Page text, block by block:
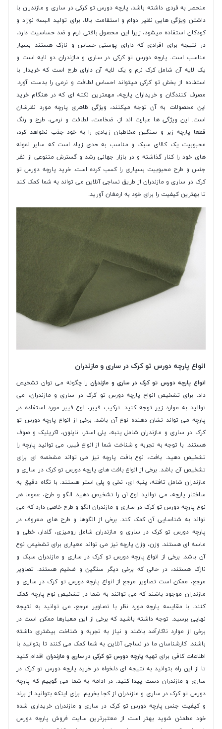
منحصر به فردی داشته باشد، پارچه دورس تو کرکی در ساری و مازندران با
داشتن ویژگی هایی نظیر دوام و استقامت بالا، برای تولید البسه نوزاد و
کودکان استفاده میشود، زیرا این محصول بافتی نرم و ضد حساسیت دارد،
در نتیجه برای افرادی که دارای پوستی حساس و نازک هستند بسیار
مناسب است. پارچه دورس تو کرکی در ساری و مازندران دو لایه است و
یک لایه آن شامل کرک نرم و یک لایه آن دارای طرح است که خریدار با
استفاده از بخش تو کرکی میتواند احساس لطافت و نرمی را بدست آورد.
مصرف کنندگان و خریداران پارچه، مهمترین نکته ای که در هنگام خرید
این محصولات به آن توجه میکنند، ویژگی ظاهری پارچه مورد نظرشان
است. این ویژگی ها عبارت اند از، ضخامت، لطافت و نرمی، طرح و رنگ
قطعا پارچه زبر و سنگین مخاطبان زیادی را به خود جذب نخواهد کرد،
محبوبیت یک کالای سبک و مناسب به حدی زیاد است که سایر نمونه
های خود را کنار گذاشته و در بازار جهانی رشد و گسترش متنوعی از نظر
جنس و طرح محبوبیت بسیاری را کسب کرده است. خرید پارچه دورس تو
کرک در ساری و مازندران از طریق نساجی آنلاین می تواند به شما کمک کند
تا بهترین کیفیت را برای خود به ارمغان آورید.
انواع پارچه دورس تو کرک در ساری و مازندران
انواع پارچه دورس تو کرک در ساری و مازندرانرا چگونه می توان تشخیص
داد. برای تشخیص انواع پارچه دورس تو کرک در ساری و مازندران، می
توانید به موارد زیر توجه کنید. ترکیب فیبر، نوع فیبر مورد استفاده در
پارچه می تواند نشان دهنده نوع آن باشد. برخی از انواع پارچه دورس تو
کرک در ساری و مازندران شامل پنبه، پلی استر، نایلون، اکریلیک و صوف
هستند. با توجه به تجربه و شناخت شما از انواع فیبر، می توانید پارچه را
تشخیص دهید. بافت، نوع بافت پارچه نیز می تواند مشخصه ای برای
تشخیص آن باشد. برخی از انواع بافت های پارچه دورس تو کرک در ساری و
مازندران شامل تافته، پنبه ای، نخی و پلی استر هستند. با نگاه دقیق به
ساختار پارچه، می توانید نوع آن را تشخیص دهید. الگو و طرح، عموما هر
نوع پارچه دورس تو کرک در ساری و مازندران الگو و طرح خاصی دارد که می
تواند به شناسایی آن کمک کند. برخی از الگوها و طرح های معروف در
پارچه دورس تو کرک در ساری و مازندران شامل رومیزی، گلدار، خطی و
ماسه ای هستند. وزن، وزن پارچه نیز می تواند معیاری برای تشخیص نوع
آن باشد. برخی از انواع پارچه دورس تو کرک در ساری و مازندران سبک و
نازک هستند، در حالی که برخی دیگر سنگین و ضخیم هستند. تصاویر
مرجع، ممکن است تصاویر مرجع از انواع پارچه دورس تو کرک در ساری و
مازندران موجود باشند که می توانند به شما در تشخیص نوع پارچه کمک
کنند. با مقایسه پارچه مورد نظر با تصاویر مرجع، می توانید به نتیجه
نهایی برسید. توجه داشته باشید که برخی از این معیارها ممکن است در
برخی از موارد ناکارآمد باشند و نیاز به تجربه و شناخت بیشتری داشته
باشند. کارشناسان ما در نساجی آنلاین به شما کمک می کنند تا بتوانید با
اطلاعات کافی برای تهیه پارچه دورس تو کرکی در ساری و مازندران اقدام کنید
تا از این راه بتوانید به نتیجه ای دلخواه در خرید پارچه دورس تو کرک در
ساری و مازندران دست پیدا کنید. در ادامه به شما می گوییم که پارچه
دورس تو کرک در ساری و مازندران از کجا بخریم. برای اینکه بتوانید از برند
و کیفیت جنس پارچه دورس تو کرک در ساری و مازندران خریداری شده
خود مطمئن شوید بهتر است از معتبرترین سایت فروش پارچه دورس